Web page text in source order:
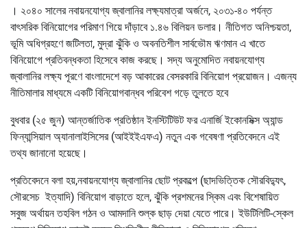
। ২০৪০ সালের নবায়নযোগ্য জ্বালানির লক্ষ্যমাত্রা অর্জনে, ২০৩১-৪০ পর্যন্ত
বাৎসরিক বিনিয়োগের পরিমাণ গিয়ে দাঁড়াবে ১.৪৬ বিলিয়ন ডলার। নীতিগত অনিশ্চয়তা,
ভূমি অধিগ্রহণে জটিলতা, মুদ্রা ঝুঁকি ও অবনতিশীল সার্বভৌম ঋণমান এ খাতে
বিনিয়োগে প্রতিবন্ধকতা হিসেবে কাজ করছে। সদ্য অনুমোদিত নবায়নযোগ্য
জ্বালানির লক্ষ্য পূরণে বাংলাদেশে বড় আকারের বেসরকারি বিনিয়োগ প্রয়োজন। এজন্য
নীতিমালার মাধ্যমে একটি বিনিয়োগবান্ধব পরিবেশ গড়ে তুলতে হবে
বুধবার (২৫ জুন) আন্তর্জাতিক প্রতিষ্ঠান ইনস্টিটিউট ফর এনার্জি ইকোনমিক্স অ্যান্ড
ফিন্যান্সিয়াল অ্যানালাইসিসের (আইইইএফএ) নতুন এক গবেষণা প্রতিবেদনে এই
তথ্য জানানো হয়েছে।
প্রতিবেদনে বলা হয়,নবায়নযোগ্য জ্বালানির ছোট প্রকল্পে (ছাদভিত্তিক সৌরবিদ্যুৎ,
সৌরসেচ ইত্যাদি) বিনিয়োগ বাড়াতে হলে, ঝুঁকি প্রশমনের স্কিম এবং বিশেষায়িত
সবুজ অর্থায়ন তহবিল গঠন ও আমদানি শুল্ক ছাড় দেয়া যেতে পারে। ইউটিলিটি-স্কেল